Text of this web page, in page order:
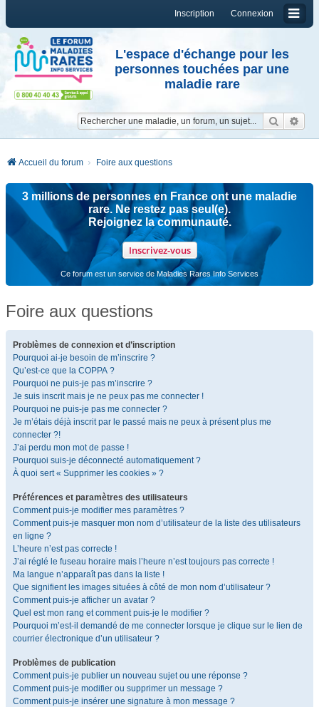
Connexion
Inscription
L'espace d'échange pour les
personnes touchées par une
maladie rare
Accueil du forum Foire aux questions
3 millions de personnes en France ont une maladie
rare. Ne restez pas seul(e).
Rejoignez la communauté.
Inscrivez-vous
Ce forum est un service de Maladies Rares Info Services
Foire aux questions
Problèmes de connexion et d’inscription
Pourquoi ai-je besoin de m’inscrire ?
Qu’est-ce que la COPPA ?
Pourquoi ne puis-je pas m’inscrire ?
Je suis inscrit mais je ne peux pas me connecter !
Pourquoi ne puis-je pas me connecter ?
Je m’étais déjà inscrit par le passé mais ne peux à présent plus me
connecter ?!
J’ai perdu mon mot de passe !
Pourquoi suis-je déconnecté automatiquement ?
À quoi sert « Supprimer les cookies » ?
Préférences et paramètres des utilisateurs
Comment puis-je modifier mes paramètres ?
Comment puis-je masquer mon nom d’utilisateur de la liste des utilisateurs
en ligne ?
L’heure n’est pas correcte !
J’ai réglé le fuseau horaire mais l’heure n’est toujours pas correcte !
Ma langue n’apparaît pas dans la liste !
Que signifient les images situées à côté de mon nom d’utilisateur ?
Comment puis-je afficher un avatar ?
Quel est mon rang et comment puis-je le modifier ?
Pourquoi m’est-il demandé de me connecter lorsque je clique sur le lien de
courrier électronique d’un utilisateur ?
Problèmes de publication
Comment puis-je publier un nouveau sujet ou une réponse ?
Comment puis-je modifier ou supprimer un message ?
Comment puis-je insérer une signature à mon message ?